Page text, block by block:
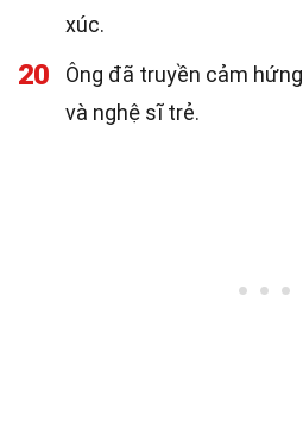
xúc.
20
Ông đã truyền cảm
và nghệ sĩ trẻ.